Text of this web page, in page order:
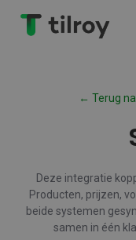
← Terug
Deze integratie
Producten, prijzen,
beide systemen
samen in één